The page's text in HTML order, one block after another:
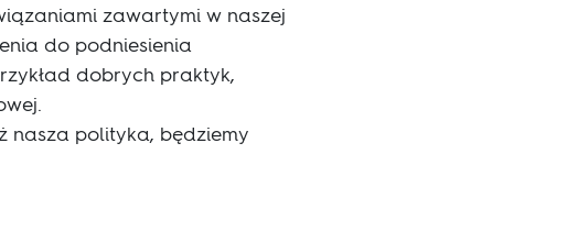
zawartymi w naszej
do podniesienia
dobrych praktyk,
nasza polityka, będziemy